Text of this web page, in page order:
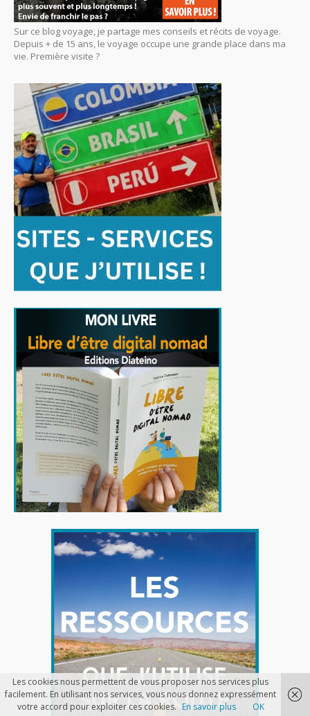
Sur ce blog voyage, je partage mes conseils et récits de voyage.
Depuis + de 15 ans, le voyage occupe une grande place dans ma
vie. Première visite ?
Les cookies nous permettent de vous proposer nos services plus
facilement. En utilisant nos services, vous nous donnez expressément
votre accord pour exploiter ces cookies. En savoir plus OK